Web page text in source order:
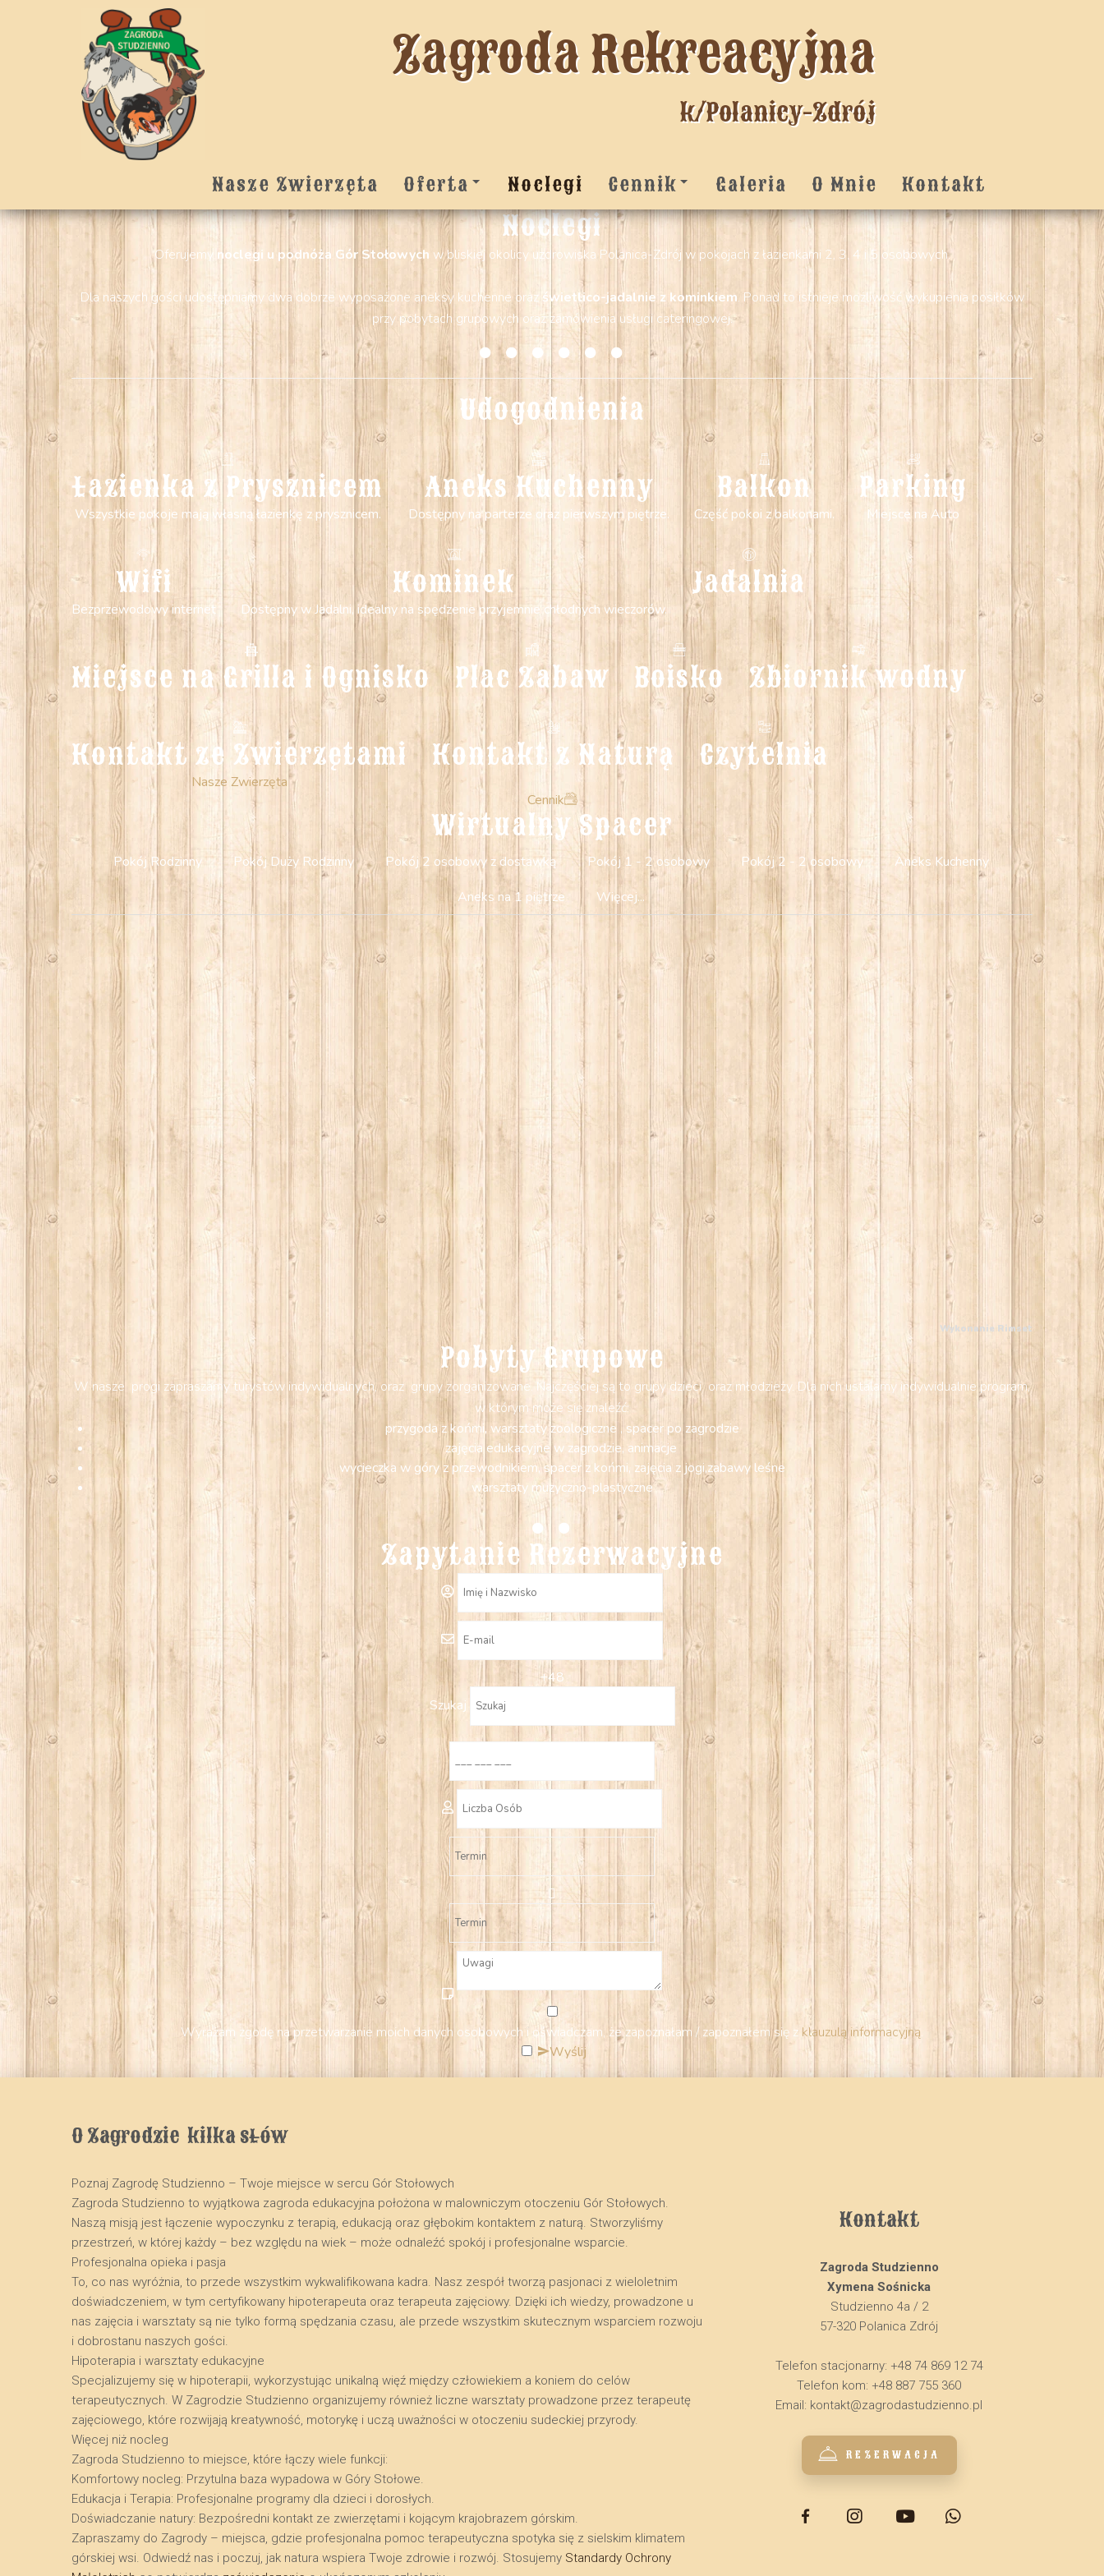
Zagroda Rekreacyjna
k/Polanicy-Zdrój
Nasze Zwierzęta Oferta Noclegi Cennik Galeria O Mnie Kontakt
Noclegi
Oferujemy noclegi u podnóża Gór Stołowych w bliskiej okolicy uzdrowiska Polanica-Zdrój w pokojach z łazienkami 2, 3, 4 i 5 osobowych.
Dla naszych gości udostępniamy dwa dobrze wyposażone aneksy kuchenne oraz świetlico-jadalnie z kominkiem. Ponad to istnieje możliwość wykupienia posiłków
przy pobytach grupowych oraz zamówienia usługi cateringowej.
Udogodnienia
Łazienka z Prysznicem
Wszystkie pokoje mają własną łazienkę z prysznicem.
Aneks Kuchenny
Dostępny na parterze oraz pierwszym piętrze.
Balkon
Część pokoi z balkonami.
Parking
Miejsce na Auto
Wifi
Bezprzewodowy internet
Kominek
Dostępny w Jadalni, idealny na spędzenie przyjemnie chłodnych wieczorów.
Jadalnia
Miejsce na Grilla i Ognisko Plac Zabaw Boisko Zbiornik wodny
Kontakt ze Zwierzętami
Nasze Zwierzęta
Kontakt z Naturą Czytelnia
Cennik
Wirtualny Spacer
Pokój Rodzinny Pokój Duży Rodzinny Pokój 2 osobowy z dostawką Pokój 1 - 2 osobowy Pokój 2 - 2 osobowy
Aneks Kuchenny
Aneks na 1 piętrze
Więcej...
Wykonanie Rimset
Pobyty Grupowe
W nasze progi zapraszamy turystów indywidualnych, oraz grupy zorganizowane. Najczęściej są to grupy dzieci oraz młodzieży. Dla nich ustalamy indywidualnie program,
w którym może się znaleźć:
przygoda z końmi, warsztaty zoologiczne , spacer po zagrodzie
zajęcia edukacyjne w zagrodzie, animacje
wycieczka w góry z przewodnikiem, spacer z końmi, zajęcia z jogi,zabawy leśne
warsztaty muzyczno-plastyczne
Zapytanie Rezerwacyjne
+48
Szukaj
Wyrażam zgodę na przetwarzanie moich danych osobowych i oświadczam, że zapoznałam / zapoznałem się z klauzulą informacyjną.
Wyślij
O Zagrodzie  kilka słów
Poznaj Zagrodę Studzienno – Twoje miejsce w sercu Gór Stołowych
​Zagroda Studzienno to wyjątkowa zagroda edukacyjna położona w malowniczym otoczeniu Gór Stołowych.
Naszą misją jest łączenie wypoczynku z terapią, edukacją oraz głębokim kontaktem z naturą. Stworzyliśmy
przestrzeń, w której każdy – bez względu na wiek – może odnaleźć spokój i profesjonalne wsparcie.
​Profesjonalna opieka i pasja
​To, co nas wyróżnia, to przede wszystkim wykwalifikowana kadra. Nasz zespół tworzą pasjonaci z wieloletnim
doświadczeniem, w tym certyfikowany hipoterapeuta oraz terapeuta zajęciowy. Dzięki ich wiedzy, prowadzone u
nas zajęcia i warsztaty są nie tylko formą spędzania czasu, ale przede wszystkim skutecznym wsparciem rozwoju
i dobrostanu naszych gości.
​Hipoterapia i warsztaty edukacyjne
​Specjalizujemy się w hipoterapii, wykorzystując unikalną więź między człowiekiem a koniem do celów
terapeutycznych. W Zagrodzie Studzienno organizujemy również liczne warsztaty prowadzone przez terapeutę
zajęciowego, które rozwijają kreatywność, motorykę i uczą uważności w otoczeniu sudeckiej przyrody.
​Więcej niż nocleg
​Zagroda Studzienno to miejsce, które łączy wiele funkcji:
​Komfortowy nocleg: Przytulna baza wypadowa w Góry Stołowe.
​Edukacja i Terapia: Profesjonalne programy dla dzieci i dorosłych.
​Doświadczanie natury: Bezpośredni kontakt ze zwierzętami i kojącym krajobrazem górskim.
​Zapraszamy do Zagrody – miejsca, gdzie profesjonalna pomoc terapeutyczna spotyka się z sielskim klimatem
górskiej wsi. Odwiedź nas i poczuj, jak natura wspiera Twoje zdrowie i rozwój. Stosujemy Standardy Ochrony
Kontakt
Zagroda Studzienno
Xymena Sośnicka
Studzienno 4a / 2
57-320 Polanica Zdrój
Telefon stacjonarny: +48 74 869 12 74
Telefon kom: +48 887 755 360
Email: kontakt@zagrodastudzienno.pl
REZERWACJA